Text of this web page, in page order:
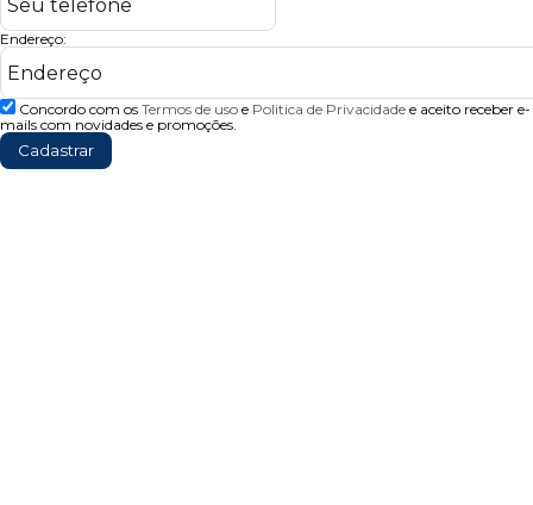
Endereço:
Concordo com os Termos de uso e Politica de Privacidade e aceito receber e-
mails com novidades e promoções.
Cadastrar